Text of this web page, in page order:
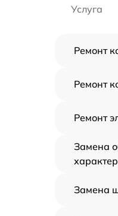
Услуга
Ремонт
Ремонт
Ремонт
Замена
Замена